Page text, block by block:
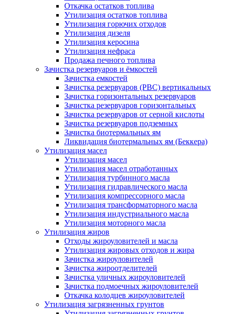
Откачка остатков топлива
Утилизация остатков топлива
Утилизация горючих отходов
Утилизация дизеля
Утилизация керосина
Утилизация нефраса
Продажа печного топлива
Зачистка резервуаров и ёмкостей
Зачистка емкостей
Зачистка резервуаров (РВС) вертикальных
Зачистка горизонтальных резервуаров
Зачистка резервуаров горизонтальных
Зачистка резервуаров от серной кислоты
Зачистка резервуаров подземных
Зачистка биотермальных ям
Ликвидация биотермальных ям (Беккера)
Утилизация масел
Утилизация масел
Утилизация масел отработанных
Утилизация турбинного масла
Утилизация гидравлического масла
Утилизация компрессорного масла
Утилизация трансформаторного масла
Утилизация индустриального масла
Утилизация моторного масла
Утилизация жиров
Отходы жироуловителей и масла
Утилизация жировых отходов и жира
Зачистка жироуловителей
Зачистка жироотделителей
Зачистка уличных жироуловителей
Зачистка подмоечных жироуловителей
Откачка колодцев жироуловителей
Утилизация загрязненных грунтов